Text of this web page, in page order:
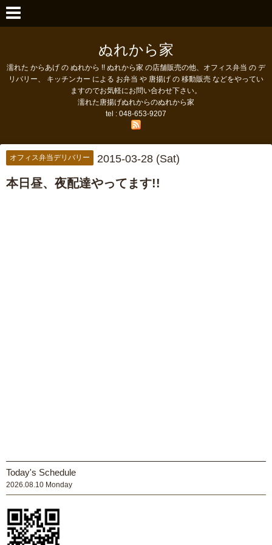
ぬれから家
濡れた からあげ の ぬれから !! ぬれから家 の店舗販売の他、オフィス弁当 の デ
リバリー、 キッチンカー による お弁当 や 唐揚げ の 移動販売 などをやってい
ますのでお気軽にお問い合わせ下さい。
濡れた唐揚げぬれからのぬれから家
tel : 048-653-9207
オフィス弁当デリバリー 2015-03-28 (Sat)
本日昼、夜配達やってます!!
Today's Schedule
2026.08.10 Monday